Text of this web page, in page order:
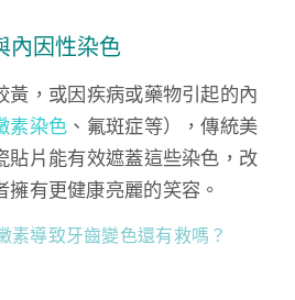
內因性染色
黃，或因疾病或藥物引起的內
素染色 、氟斑症等），傳統美
貼片能有效遮蓋這些染色，改
擁有更健康亮麗的笑容。
素導致牙齒變色還有救嗎？